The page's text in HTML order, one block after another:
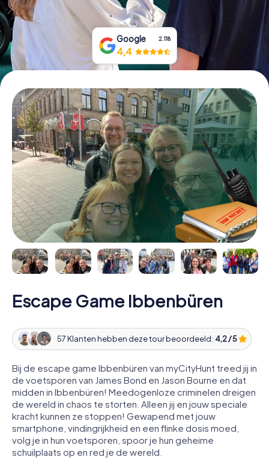
Koop cadeaubonnen
Google 2.118
4,4
Escape Game Ibbenbüren
57 Klanten hebben deze tour beoordeeld: 4,2 / 5
Bij de escape game Ibbenbüren van myCityHunt treed jij in
de voetsporen van James Bond en Jason Bourne en dat
midden in Ibbenbüren! Meedogenloze criminelen dreigen
de wereld in chaos te storten. Alleen jij en jouw speciale
kracht kunnen ze stoppen! Gewapend met jouw
smartphone, vindingrijkheid en een flinke dosis moed,
volg je in hun voetsporen, spoor je hun geheime
schuilplaats op en red je de wereld.